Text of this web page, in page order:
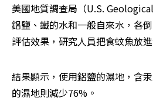
美國地質調查局（U.S.
鋁鹽、鐵的水和一般自來水，各
評估效果，研究人員把食蚊魚放進
結果顯示，使用鋁鹽的濕地，含
的濕地則減少76%。